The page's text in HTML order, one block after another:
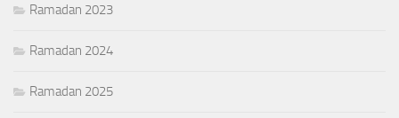
Ramadan 2023
Ramadan 2024
Ramadan 2025